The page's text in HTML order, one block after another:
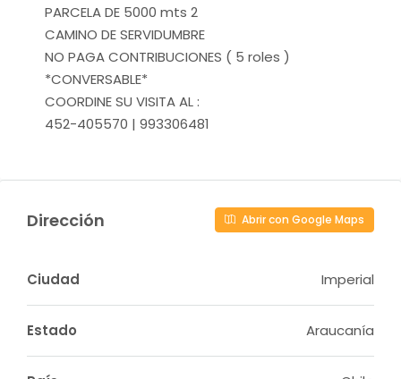
PARCELA DE 5000 mts 2
CAMINO DE SERVIDUMBRE
NO PAGA CONTRIBUCIONES ( 5 roles )
*CONVERSABLE*
COORDINE SU VISITA AL :
452-405570 | 993306481
Dirección Abrir con Google Maps
Ciudad Imperial
Estado Araucanía